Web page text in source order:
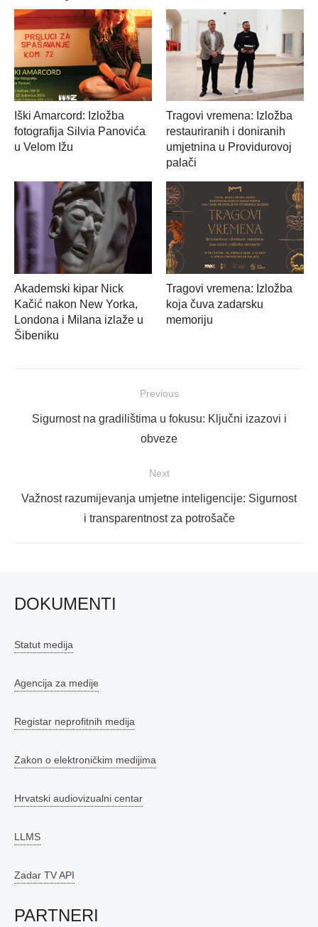
Iški Amarcord: Izložba
fotografija Silvia Panovića
u Velom Ižu
Tragovi vremena: Izložba
restauriranih i doniranih
umjetnina u Providurovoj
palači
Akademski kipar Nick
Kačić nakon New Yorka,
Londona i Milana izlaže u
Šibeniku
Tragovi vremena: Izložba
koja čuva zadarsku
memoriju
objava
Previous
Previous
Sigurnost na gradilištima u fokusu: Ključni izazovi i
obveze
Next
Next
Važnost razumijevanja umjetne inteligencije: Sigurnost
i transparentnost za potrošače
DOKUMENTI
Statut medija
Agencija za medije
Registar neprofitnih medija
Zakon o elektroničkim medijima
Hrvatski audiovizualni centar
LLMS
Zadar TV API
PARTNERI